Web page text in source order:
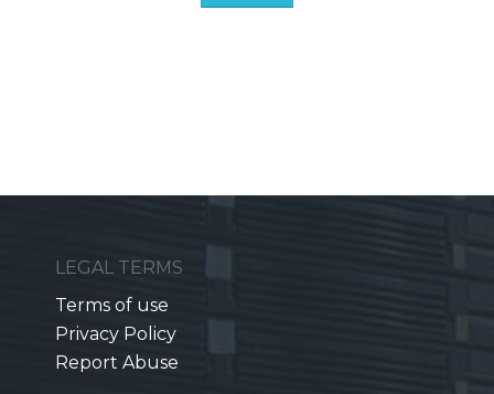
LEGAL TERMS
Terms of use
Privacy Policy
Report Abuse